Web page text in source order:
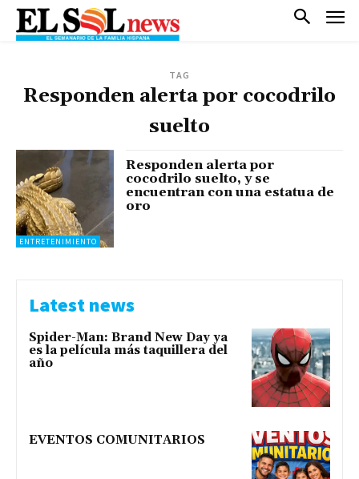
TAG
Responden alerta por cocodrilo
suelto
ENTRETENIMIENTO
Responden alerta por
cocodrilo suelto, y se
encuentran con una estatua de
oro
Latest news
Spider-Man: Brand New Day ya
es la película más taquillera del
año
EVENTOS COMUNITARIOS